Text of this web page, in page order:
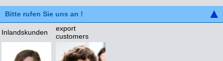
Bitte rufen Sie uns an !
Inlandskunden
export
customers